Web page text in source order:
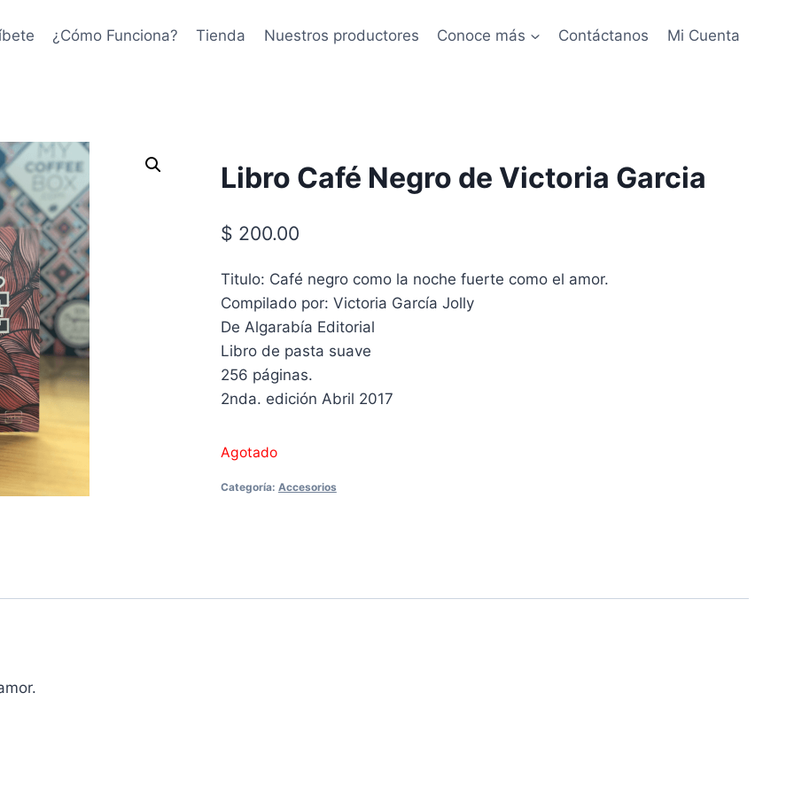
¿Cómo Funciona? Tienda Nuestros productores Conoce más Contáctanos Mi Cuenta
Libro Café Negro de Victoria Garcia
$ 200.00
Titulo: Café negro como la noche fuerte como el amor.
Compilado por: Victoria García Jolly
De Algarabía Editorial
Libro de pasta suave
256 páginas.
2nda. edición Abril 2017
Agotado
Categoría: Accesorios